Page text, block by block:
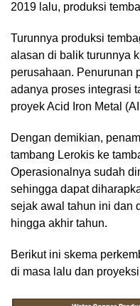
2019 lalu, produksi
Turunnya produksi
alasan di balik turunnya
perusahaan. Penurunan
adanya proses integrasi
proyek Acid Iron Metal
Dengan demikian,
tambang Lerokis ke
Operasionalnya sudah
sehingga dapat
sejak awal tahun ini dan
hingga akhir tahun.
Berikut ini skema
di masa lalu dan